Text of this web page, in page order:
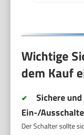
Wichtige
dem Kauf
✔
Sichere
Ein-/
Der Schalter sollte